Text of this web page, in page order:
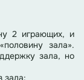
2 играющих, и
зала».
зала, но
зала;